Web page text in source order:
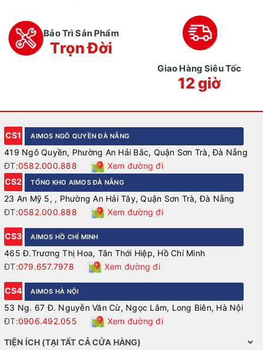
Bảo Trì Sản Phẩm
Trọn Đời
Giao Hàng Siêu Tốc
12 giờ
CS1 AIMOS NGÔ QUYỀN ĐÀ NẴNG
419 Ngô Quyền, Phường An Hải Bắc, Quận Sơn Trà, Đà Nẵng
ĐT:0582.000.888
Xem đường đi
CS2
TỔNG KHO AIMOS ĐÀ NẴNG
23 An Mỹ 5, , Phường An Hải Tây, Quận Sơn Trà, Đà Nẵng
ĐT:0582.000.888 Xem đường đi
CS3 AIMOS HỒ CHÍ MINH
465 Đ.Trương Thị Hoa, Tân Thới Hiệp, Hồ Chí Minh
ĐT:079.657.7978 Xem đường đi
CS4 AIMOS HÀ NỘI
53 Ng. 67 Đ. Nguyễn Văn Cừ, Ngọc Lâm, Long Biên, Hà Nội
ĐT:0906.492.055 Xem đường đi
TIỆN ÍCH (TẠI TẤT CẢ CỬA HÀNG)